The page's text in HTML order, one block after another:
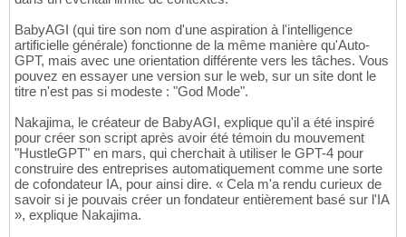
BabyAGI (qui tire son nom d'une aspiration à l'intelligence
artificielle générale) fonctionne de la même manière qu'Auto-
GPT, mais avec une orientation différente vers les tâches. Vous
pouvez en essayer une version sur le web, sur un site dont le
titre n'est pas si modeste : "God Mode".
Nakajima, le créateur de BabyAGI, explique qu'il a été inspiré
pour créer son script après avoir été témoin du mouvement
"HustleGPT" en mars, qui cherchait à utiliser le GPT-4 pour
construire des entreprises automatiquement comme une sorte
de cofondateur IA, pour ainsi dire. « Cela m'a rendu curieux de
savoir si je pouvais créer un fondateur entièrement basé sur l'IA
», explique Nakajima.